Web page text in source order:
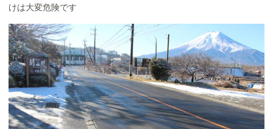
けは大変危険です